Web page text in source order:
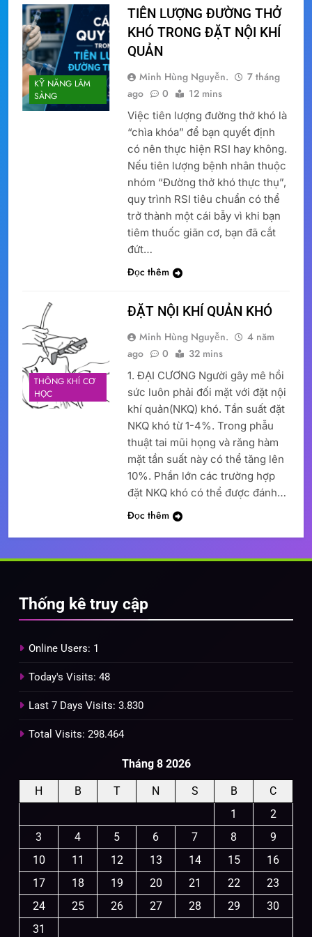
KỸ NĂNG LÂM
SÀNG
TIÊN LƯỢNG ĐƯỜNG THỞ
KHÓ TRONG ĐẶT NỘI KHÍ
QUẢN
Minh Hùng Nguyễn.
7 tháng
ago
0 12 mins
Việc tiên lượng đường thở khó là
“chìa khóa” để bạn quyết định
có nên thực hiện RSI hay không.
Nếu tiên lượng bệnh nhân thuộc
nhóm “Đường thở khó thực thụ”,
quy trình RSI tiêu chuẩn có thể
trở thành một cái bẫy vì khi bạn
tiêm thuốc giãn cơ, bạn đã cắt
đứt…
Đọc thêm
THÔNG KHÍ CƠ
HỌC
ĐẶT NỘI KHÍ QUẢN KHÓ
Minh Hùng Nguyễn.
4 năm
ago
0 32 mins
1. ĐẠI CƯƠNG Người gây mê hồi
sức luôn phải đối mặt với đặt nội
khí quản(NKQ) khó. Tần suất đặt
NKQ khó từ 1-4%. Trong phẫu
thuật tai mũi họng và răng hàm
mặt tần suất này có thể tăng lên
10%. Phần lớn các trường hợp
đặt NKQ khó có thể được đánh…
Đọc thêm
Thống kê truy cập
Online Users: 1
Today's Visits: 48
Last 7 Days Visits: 3.830
Total Visits: 298.464
Tháng 8 2026
H B T N S B
C
1
2
3
4 5 6 7 8
9
10
11 12 13 14 15
16
17
18 19 20 21 22
23
24
25 26 27 28 29
30
31